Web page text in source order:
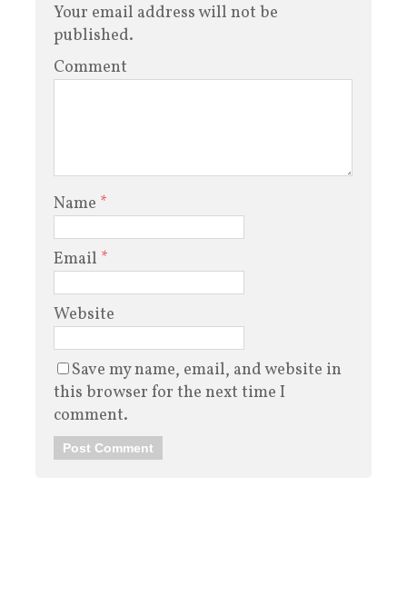
Your email address will not be
published.
Comment
Name *
Email *
Website
Save my name, email, and website in
this browser for the next time I
comment.